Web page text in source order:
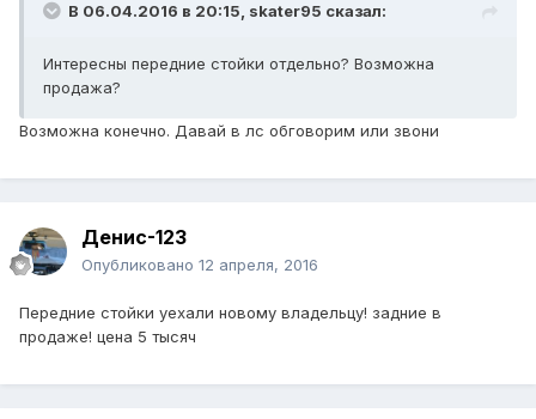
В 06.04.2016 в 20:15, skater95 сказал:
Интересны передние стойки отдельно? Возможна
продажа?
Возможна конечно. Давай в лс обговорим или звони
Денис-123
Опубликовано 12 апреля, 2016
Передние стойки уехали новому владельцу! задние в
продаже! цена 5 тысяч